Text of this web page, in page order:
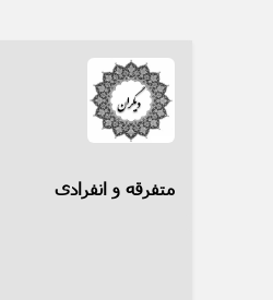
متفرقه و انفرادی